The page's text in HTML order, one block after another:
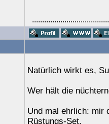
Natürlich wirkt es,
Wer hält die
Und mal ehrlich: mir
Rüstungs-Set,